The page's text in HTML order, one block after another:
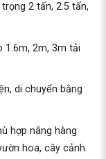
2 tấn, 2.5 tấn,
1.6m, 2m, 3m tải
di chuyển bằng
hợp nâng hàng
hoa, cây cảnh